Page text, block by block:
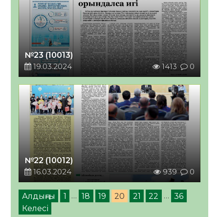
№23 (10013)
19.03.2024
1413 0
№22 (10012)
16.03.2024
939 0
Алдыңғы 1 … 18 19 20 21 22 … 36
Келесі